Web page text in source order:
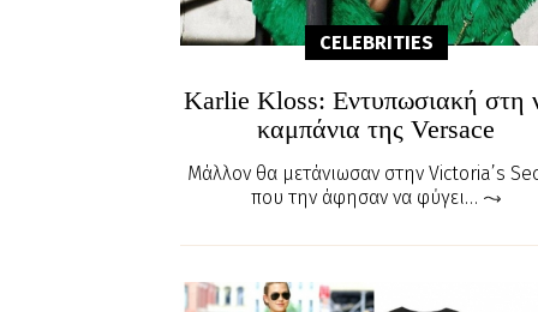
CELEBRITIES
Karlie Kloss: Εντυπωσιακή στη
καμπάνια της Versace
Μάλλον θα μετάνιωσαν στην Victoria’s
που την άφησαν να φύγει…